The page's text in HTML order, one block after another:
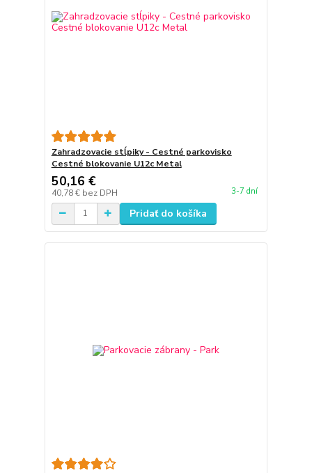
Zahradzovacie stĺpiky - Cestné parkovisko
Cestné blokovanie U12c Metal
50,16 €
40,78 € bez DPH 3-7 dní
Pridať do košíka